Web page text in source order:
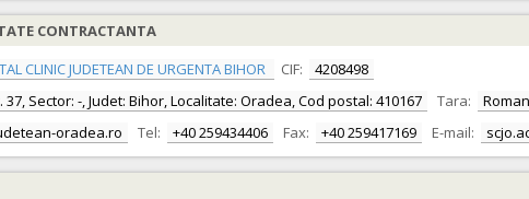
CONTRACTANTA
CLINIC JUDETEAN DE URGENTA BIHOR CIF:
4208498
Sector: -, Judet: Bihor, Localitate: Oradea, Cod postal: 410167 Tara:
oradea.ro Tel: +40 259434406 Fax: +40 259417169 E-mail: